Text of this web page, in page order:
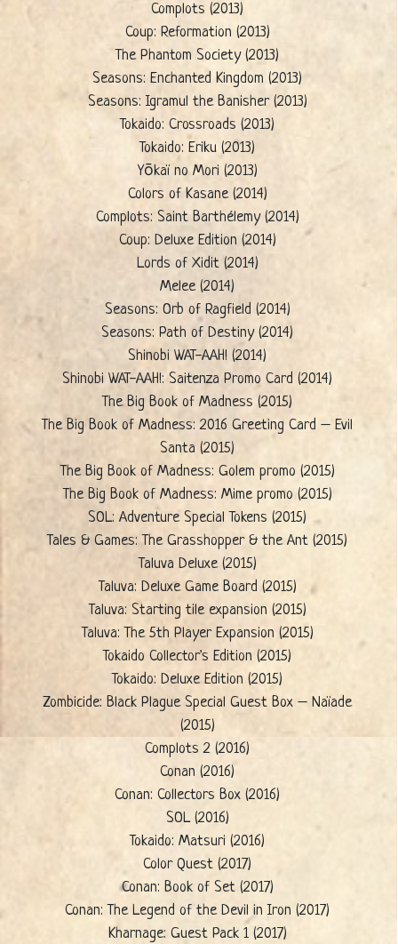
Complots (2013)
Coup: Reformation (2013)
The Phantom Society (2013)
Seasons: Enchanted Kingdom (2013)
Seasons: Igramul the Banisher (2013)
Tokaido: Crossroads (2013)
Tokaido: Eriku (2013)
Yōkaï no Mori (2013)
Colors of Kasane (2014)
Complots: Saint Barthélemy (2014)
Coup: Deluxe Edition (2014)
Lords of Xidit (2014)
Melee (2014)
Seasons: Orb of Ragfield (2014)
Seasons: Path of Destiny (2014)
Shinobi WAT-AAH! (2014)
Shinobi WAT-AAH!: Saitenza Promo Card (2014)
The Big Book of Madness (2015)
The Big Book of Madness: 2016 Greeting Card – Evil
Santa (2015)
The Big Book of Madness: Golem promo (2015)
The Big Book of Madness: Mime promo (2015)
SOL: Adventure Special Tokens (2015)
Tales & Games: The Grasshopper & the Ant (2015)
Taluva Deluxe (2015)
Taluva: Deluxe Game Board (2015)
Taluva: Starting tile expansion (2015)
Taluva: The 5th Player Expansion (2015)
Tokaido Collector's Edition (2015)
Tokaido: Deluxe Edition (2015)
Zombicide: Black Plague Special Guest Box – Naïade
(2015)
Complots 2 (2016)
Conan (2016)
Conan: Collectors Box (2016)
SOL (2016)
Tokaido: Matsuri (2016)
Color Quest (2017)
Conan: Book of Set (2017)
Conan: The Legend of the Devil in Iron (2017)
Kharnage: Guest Pack 1 (2017)